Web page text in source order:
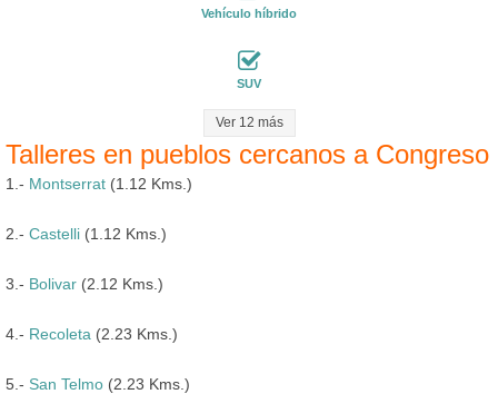
Vehículo híbrido
SUV
Ver 12 más
Talleres en pueblos cercanos a Congreso
1.- Montserrat (1.12 Kms.)
2.- Castelli (1.12 Kms.)
3.- Bolivar (2.12 Kms.)
4.- Recoleta (2.23 Kms.)
5.- San Telmo (2.23 Kms.)